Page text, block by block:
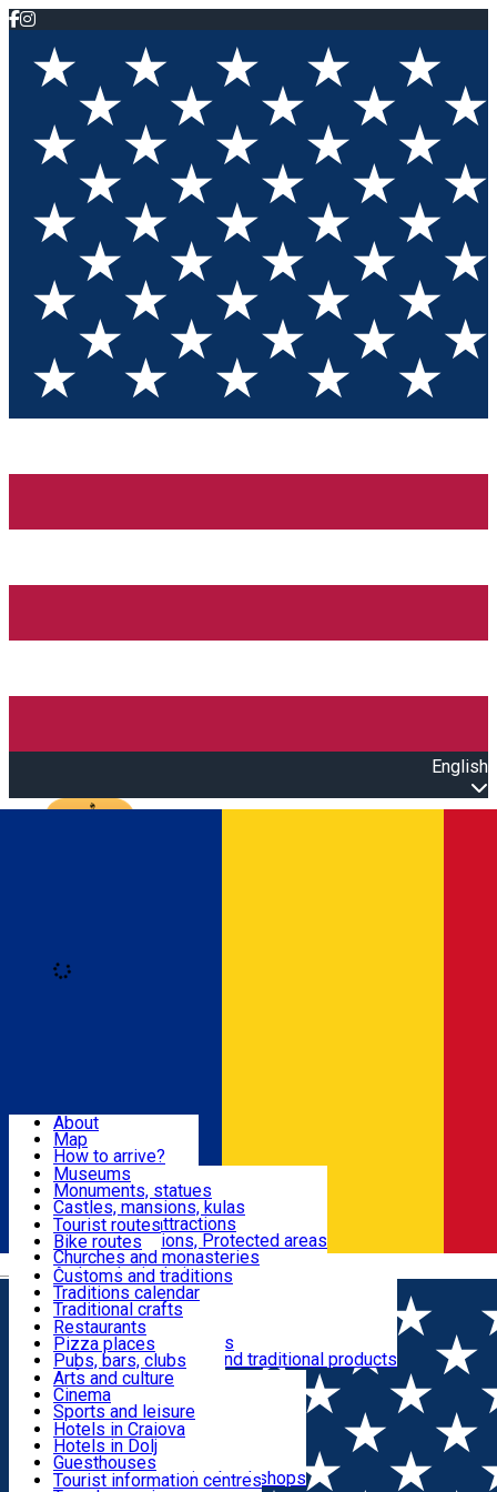
English
Română
Attractions
Routes
Customs, Traditions
Food & Drinks
Leisure & Fun
Accommodation
Useful
About
Map
How to arrive?
Recommendations
Tourist attractions
News
Museums
Monuments, statues
Castles, mansions, kulas
Architectural attractions
Natural attractions, Protected areas
Churches and monasteries
Archaeological sites
Parks and gardens
Tourist routes
Bike routes
Customs and traditions
Traditions calendar
Traditional crafts
Traditional cuisine
Wineries and vineyards
Local manufacturers and traditional products
Restaurants
Pizza places
Pubs, bars, clubs
Cafes and teahouses
Sweets and ice cream
Fast-food
Arts and culture
Cinema
Sports and leisure
Horse riding
Swimming pools
Zoo
Shopping, souvenirs, bookshops
Hotels in Craiova
Hotels in Dolj
Guesthouses
Villas
Tourist information centres